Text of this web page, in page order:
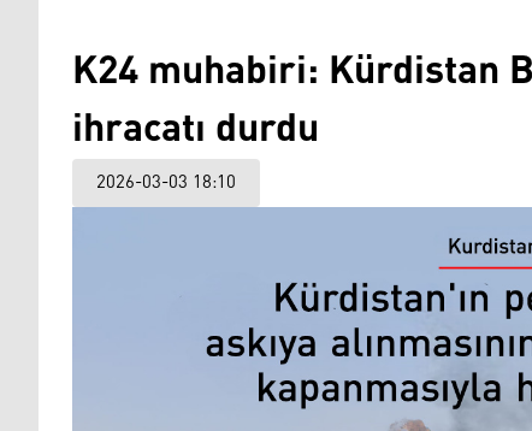
K24 muhabiri: Kürdistan
ihracatı durdu
2026-03-03 18:10